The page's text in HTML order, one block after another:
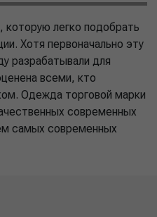
легко подобрать
Хотя первоначально эту
разрабатывали для
всеми, кто
Одежда торговой марки
современных
самых современных